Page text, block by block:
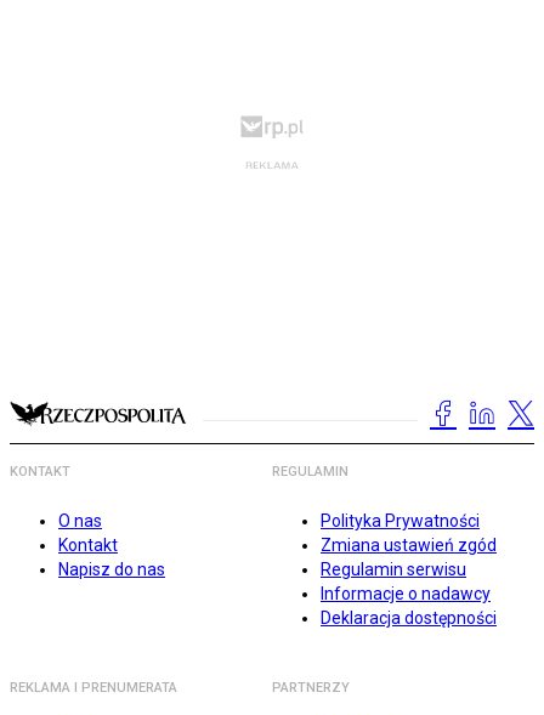
KONTAKT
O nas
Kontakt
Napisz do nas
REGULAMIN
Polityka Prywatności
Zmiana ustawień zgód
Regulamin serwisu
Informacje o nadawcy
Deklaracja dostępności
REKLAMA I PRENUMERATA PARTNERZY